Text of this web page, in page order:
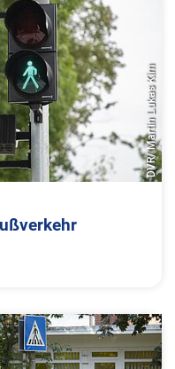
DVR/ Martin Lukas Kim